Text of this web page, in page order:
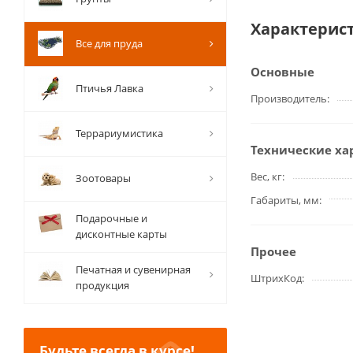
Основные
Производитель
Технические
Вес, кг
Габариты, мм
Прочее
ШтрихКод
Все для пруда
Птичья Лавка
Террариумистика
Зоотовары
Подарочные и
дисконтные карты
Печатная и сувенирная
продукция